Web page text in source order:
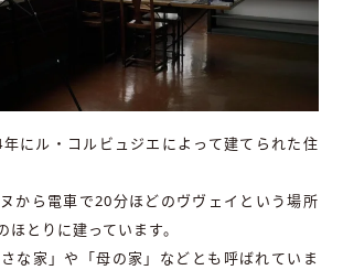
年にル・コルビュジエによって建てられた住
から電車で20分ほどのヴヴェイという場所
ほとりに建っています。
な家」や「母の家」などとも呼ばれていま